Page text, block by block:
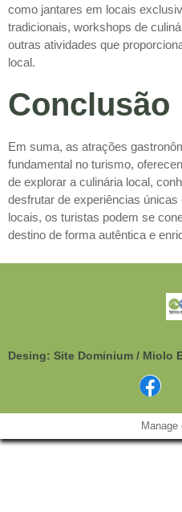
como jantares em locais
tradicionais, workshops de
outras atividades que
local.
Conclusão
Em suma, as atrações
fundamental no turismo,
de explorar a culinária local,
desfrutar de experiências
locais, os turistas podem se
destino de forma autêntica e
Desing: Site Dominium / Miolo